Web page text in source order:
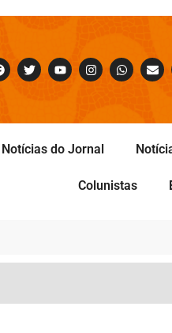
Notícias do Jornal
Colunistas